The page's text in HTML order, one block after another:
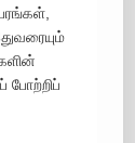
போற்றிப்